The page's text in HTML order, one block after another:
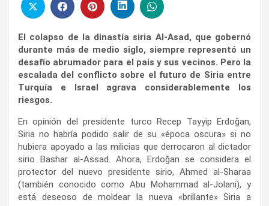
El colapso de la dinastía siria Al-Asad, que gobernó
durante más de medio siglo, siempre representó un
desafío abrumador para el país y sus vecinos. Pero la
escalada del conflicto sobre el futuro de Siria entre
Turquía e Israel agrava considerablemente los
riesgos.
En opinión del presidente turco Recep Tayyip Erdoğan,
Siria no habría podido salir de su «época oscura» si no
hubiera apoyado a las milicias que derrocaron al dictador
sirio Bashar al-Assad. Ahora, Erdoğan se considera el
protector del nuevo presidente sirio, Ahmed al-Sharaa
(también conocido como Abu Mohammad al-Jolani), y
está deseoso de moldear la nueva «brillante» Siria a